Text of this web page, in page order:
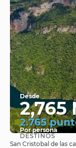
Desde
2,765
2.765
Por persona
DESTINOS
San Cristobal de las